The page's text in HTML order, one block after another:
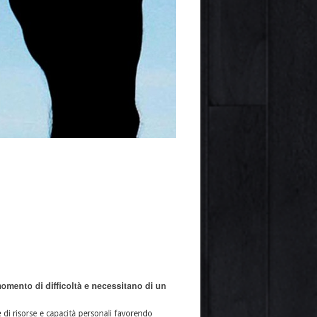
di difficoltà e necessitano di un
di risorse e capacità personali favorendo